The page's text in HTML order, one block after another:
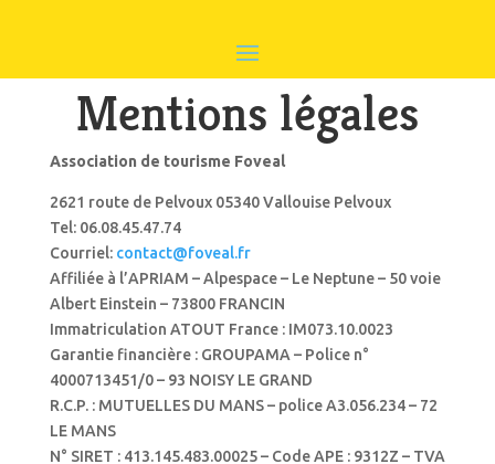
Mentions légales
Association de tourisme Foveal
2621 route de Pelvoux 05340 Vallouise Pelvoux
Tel: 06.08.45.47.74
Courriel: contact@foveal.fr
Affiliée à l’APRIAM – Alpespace – Le Neptune – 50 voie
Albert Einstein – 73800 FRANCIN
Immatriculation ATOUT France : IM073.10.0023
Garantie financière : GROUPAMA – Police n°
4000713451/0 – 93 NOISY LE GRAND
R.C.P. : MUTUELLES DU MANS – police A3.056.234 – 72
LE MANS
N° SIRET : 413.145.483.00025 – Code APE : 9312Z – TVA